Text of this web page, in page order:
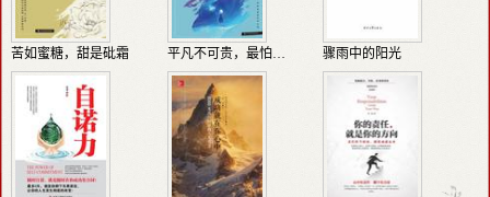
苦如蜜糖，甜是砒霜 平凡不可贵，最怕无作为 骤雨中的阳光